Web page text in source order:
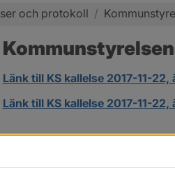
och protokoll /
Länk till KS kallelse 2017-11-22,
Länk till KS kallelse 2017-11-22,